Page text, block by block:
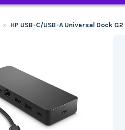
» HP USB-C/USB-A Universal Dock G2